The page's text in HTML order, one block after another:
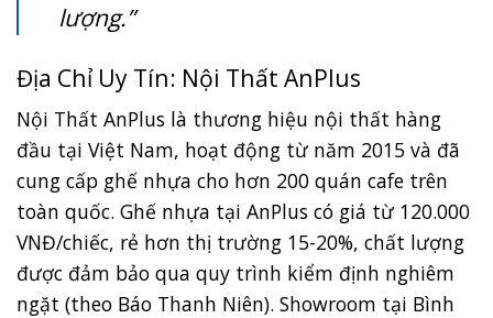
lượng.”
Địa Chỉ Uy Tín: Nội Thất AnPlus
Nội Thất AnPlus là thương hiệu nội thất hàng
đầu tại Việt Nam, hoạt động từ năm 2015 và đã
cung cấp ghế nhựa cho hơn 200 quán cafe trên
toàn quốc. Ghế nhựa tại AnPlus có giá từ 120.000
VNĐ/chiếc, rẻ hơn thị trường 15-20%, chất lượng
được đảm bảo qua quy trình kiểm định nghiêm
ngặt (theo Báo Thanh Niên). Showroom tại Bình